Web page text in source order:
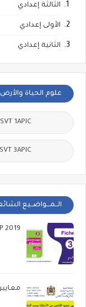
الثالثة إعدادي
الأولى إعدادي
الثانية إعدادي
علوم الحياة
SVT 1APIC
SVT 3APIC
الــمـــواضــيع
2019